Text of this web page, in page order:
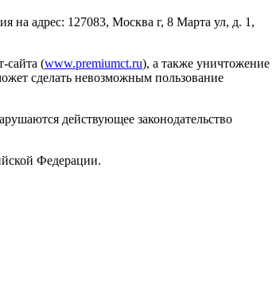
на адрес: 127083, Москва г, 8 Марта ул, д. 1,
сайта (www.premiumct.ru), а также уничтожение
сделать невозможным пользование
действующее законодательство
Федерации.